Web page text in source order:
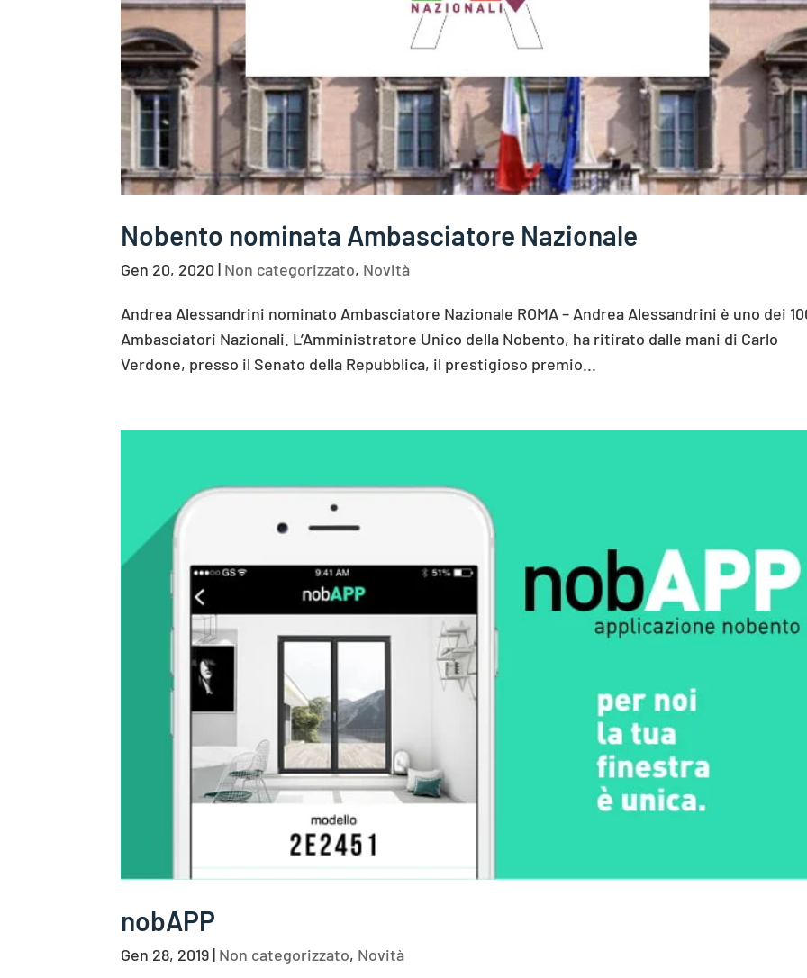
Nobento nominata Ambasciatore Nazionale
Gen 20, 2020 | Non categorizzato, Novità
Andrea Alessandrini nominato Ambasciatore Nazionale ROMA – Andrea Alessandrini è uno dei
Ambasciatori Nazionali. L’Amministratore Unico della Nobento, ha ritirato dalle mani di Carlo
Verdone, presso il Senato della Repubblica, il prestigioso premio...
nobAPP
Gen 28, 2019| Non categorizzato, Novità